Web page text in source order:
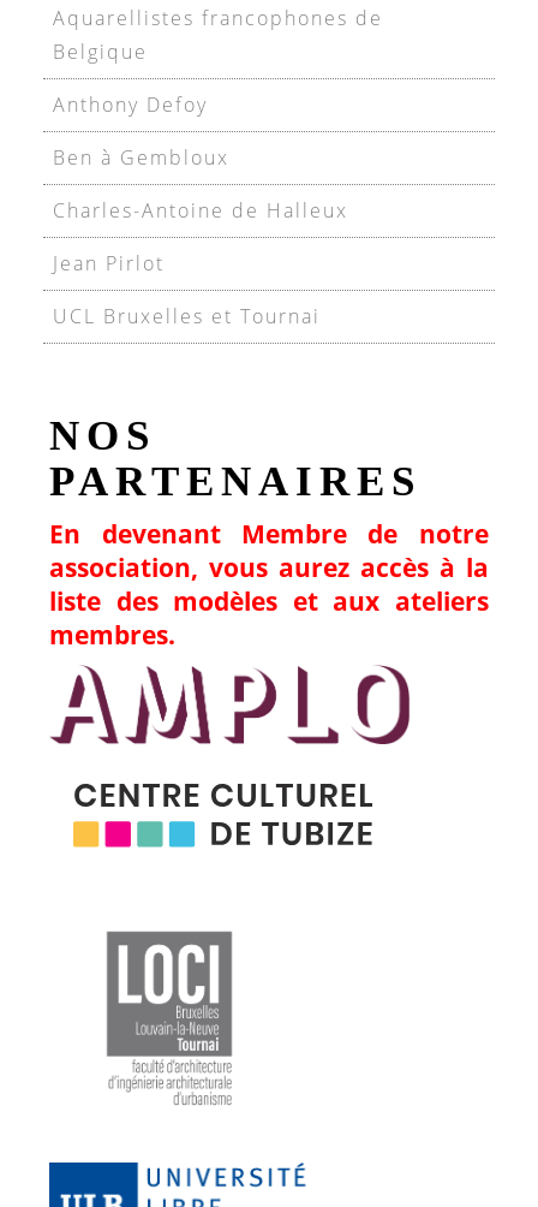
Aquarellistes francophones de
Belgique
Anthony Defoy
Ben à Gembloux
Charles-Antoine de Halleux
Jean Pirlot
UCL Bruxelles et Tournai
NOS
PARTENAIRES
En devenant Membre de notre
association, vous aurez accès à la
liste des modèles et aux ateliers
membres.